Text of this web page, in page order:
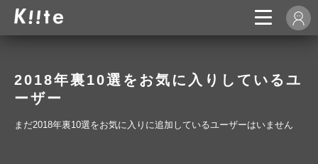
2018年裏10選をお気に入りしているユ
ーザー
まだ2018年裏10選をお気に入りに追加しているユーザーはいません